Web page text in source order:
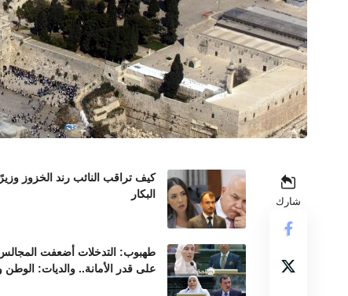
شارك
كيف تراقب النائب رند الخزوز
البكار
طهبوب: التدخلات أضعفت
على قدر الأمانة.. والديات: الوطن